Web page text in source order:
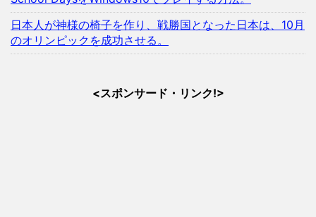
日本人が神様の椅子を作り、戦勝国となった日本は、10月
のオリンピックを成功させる。
<スポンサード・リンク!>